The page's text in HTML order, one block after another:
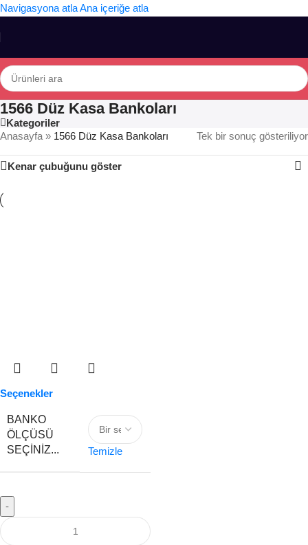
Navigasyona atlaAna içeriğe atla
1566 Düz Kasa Bankoları
Kategoriler
Anasayfa » 1566 Düz Kasa Bankoları Tek bir sonuç gösteriliyor
Kenar çubuğunu göster
Seçenekler
BANKO
ÖLÇÜSÜ
SEÇINIZ...
Temizle
-